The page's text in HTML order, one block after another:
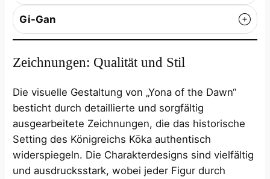
Gi-Gan
Zeichnungen: Qualität und Stil
Die visuelle Gestaltung von „Yona of the Dawn“
besticht durch detaillierte und sorgfältig
ausgearbeitete Zeichnungen, die das historische
Setting des Königreichs Kōka authentisch
widerspiegeln. Die Charakterdesigns sind vielfältig
und ausdrucksstark, wobei jeder Figur durch